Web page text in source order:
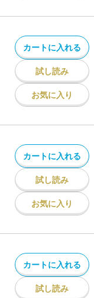
カートに入れる
試し読み
お気に入り
カートに入れる
試し読み
お気に入り
カートに入れる
試し読み